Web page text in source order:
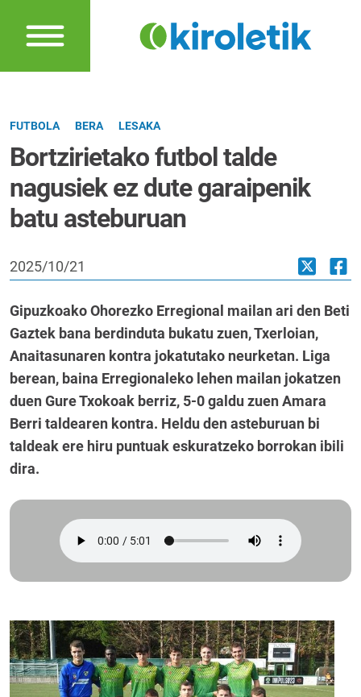
FUTBOLA BERA LESAKA
Bortzirietako futbol talde
nagusiek ez dute garaipenik
batu asteburuan
2025/10/21
Gipuzkoako Ohorezko Erregional mailan ari den Beti
Gaztek bana berdinduta bukatu zuen, Txerloian,
Anaitasunaren kontra jokatutako neurketan. Liga
berean, baina Erregionaleko lehen mailan jokatzen
duen Gure Txokoak berriz, 5-0 galdu zuen Amara
Berri taldearen kontra. Heldu den asteburuan bi
taldeak ere hiru puntuak eskuratzeko borrokan ibili
dira.